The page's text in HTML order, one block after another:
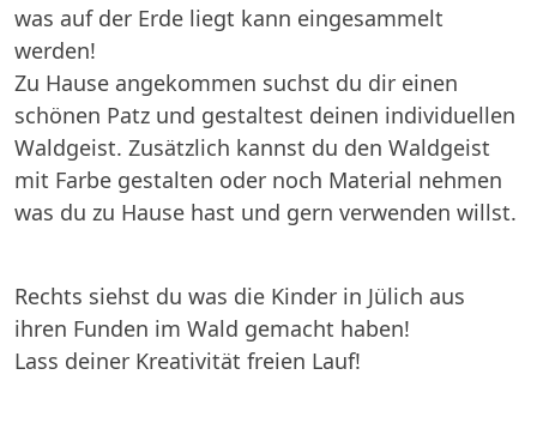
was auf der Erde liegt kann eingesammelt
werden!
Zu Hause angekommen suchst du dir einen
schönen Patz und gestaltest deinen individuellen
Waldgeist. Zusätzlich kannst du den Waldgeist
mit Farbe gestalten oder noch Material nehmen
was du zu Hause hast und gern verwenden willst.
Rechts siehst du was die Kinder in Jülich aus
ihren Funden im Wald gemacht haben!
Lass deiner Kreativität freien Lauf!